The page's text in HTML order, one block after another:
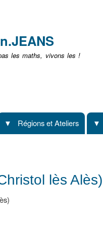
les maths, vivons les !
Régions et Ateliers
lès